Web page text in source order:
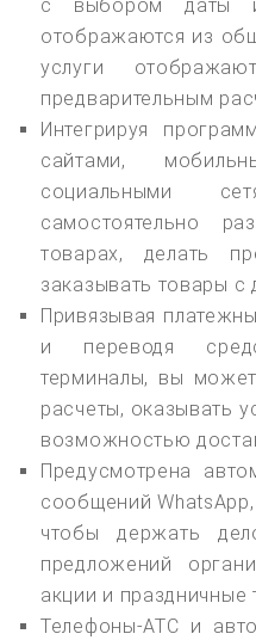
с выбором даты и
отображаются из
услуги
предварительным
Интегрируя
сайтами,
социальными
самостоятельно
товарах, делать
заказывать товары с
Привязывая
и переводя
терминалы, вы
расчеты, оказывать
возможностью
Предусмотрена
сообщений
чтобы держать
предложений
акции и праздничные
Телефоны-АТС и